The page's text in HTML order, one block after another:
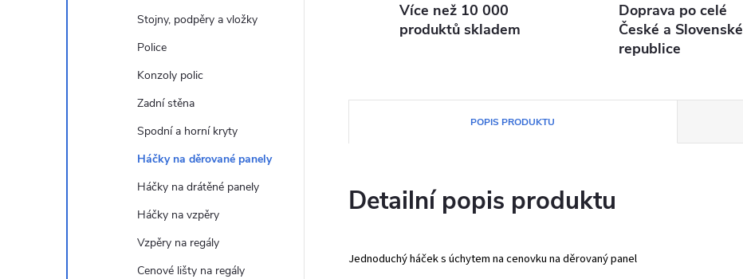
Stojny, podpěry a vložky
Police
Konzoly polic
Zadní stěna
Spodní a horní kryty
Háčky na děrované panely
Háčky na drátěné panely
Háčky na vzpěry
Vzpěry na regály
Cenové lišty na regály
Více než 10 000
produktů skladem
Doprava po celé
České a Slovenské
republice
POPIS PRODUKTU
Detailní popis produktu
Jednoduchý háček s úchytem na cenovku na děrovaný panel